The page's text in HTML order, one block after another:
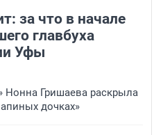
за что в начале
главбуха
Уфы
Нонна Гришаева раскрыла
дочках»